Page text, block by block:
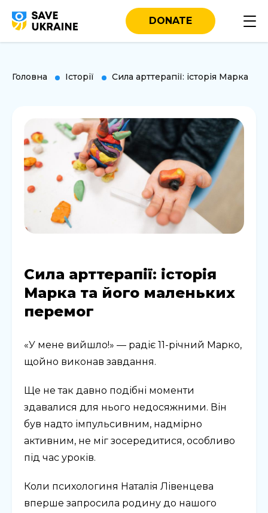
DONATE
Головна Історії Сила арттерапії: історія Марка
Сила арттерапії: історія
Марка та його маленьких
перемог
«У мене вийшло!» — радіє 11-річний Марко,
щойно виконав завдання.
Ще не так давно подібні моменти
здавалися для нього недосяжними. Він
був надто імпульсивним, надмірно
активним, не міг зосередитися, особливо
під час уроків.
Коли психологиня Наталія Лівенцева
вперше запросила родину до нашого